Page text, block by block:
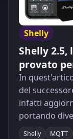
Shelly
Shelly 2.5,
provato
In
del
infatti
portando
articolo la
Shelly MQTT